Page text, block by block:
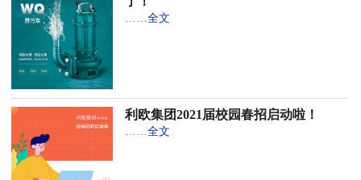
……全文
利欧集团2021届校园春招启动啦！
全文